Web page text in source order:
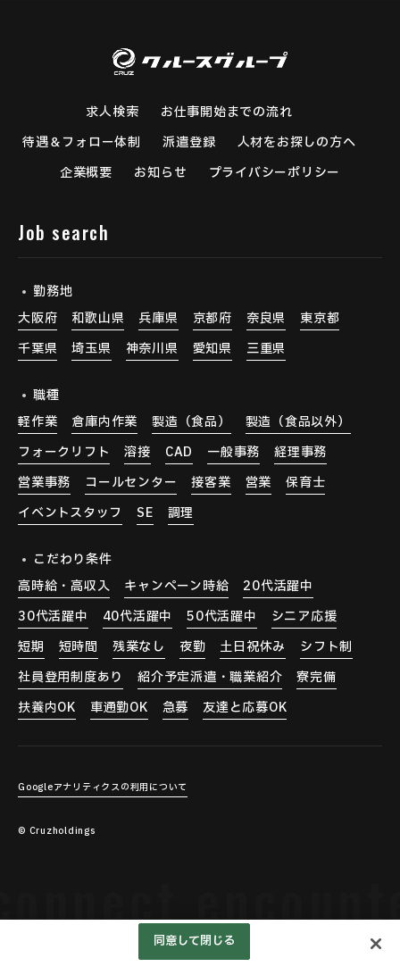
求人検索
お仕事開始までの流れ
待遇＆フォロー体制
派遣登録
人材をお探しの方へ
企業概要
お知らせ プライバシーポリシー
Job search
勤務地
大阪府
和歌山県 兵庫県 京都府 奈良県
東京都
千葉県
埼玉県 神奈川県 愛知県 三重県
職種
軽作業
倉庫内作業 製造（食品）
製造（食品以外）
フォークリフト
溶接 CAD 一般事務
経理事務
営業事務
コールセンター 接客業 営業
保育士
イベントスタッフ
SE 調理
こだわり条件
高時給・高収入
キャンペーン時給
20代活躍中
30代活躍中
40代活躍中 50代活躍中
シニア応援
短期
短時間 残業なし 夜勤 土日祝休み
シフト制
社員登用制度あり
紹介予定派遣・職業紹介
寮完備
扶養内OK
車通勤OK 急募 友達と応募OK
© Cruzholdings
Googleアナリティクスの利用について
042-644-8110
※お気軽にお問い合わせ下さい
同意して閉じる